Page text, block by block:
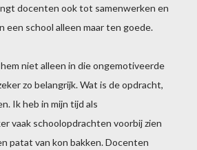
docenten ook tot samenwerken en
een school alleen maar ten goede.
niet alleen in die ongemotiveerde
zo belangrijk. Wat is de opdracht,
Ik heb in mijn tijd als
vaak schoolopdrachten voorbij zien
patat van kon bakken. Docenten